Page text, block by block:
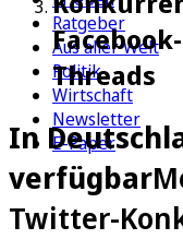
Ratgeber
Aus aller Welt
Politik
Wirtschaft
Newsletter
E-Paper
Threads
In
verfügbar
Twitter-